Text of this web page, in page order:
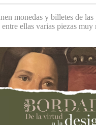
monedas y billetes de
ellas varias piezas